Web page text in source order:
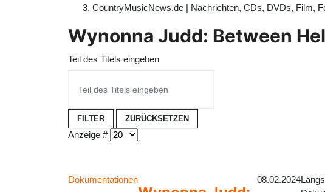
CountryMusicNews.de | Nachrichten, CDs, DVDs, Film,
Wynonna Judd: Between
Teil des Titels eingeben
FILTER ZURÜCKSETZEN
Anzeige #
Dokumentationen 08.02.2024